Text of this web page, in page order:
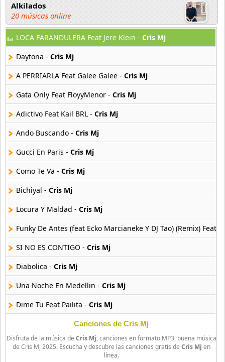
Alkilados
20 músicas online
Andy Boy
42 músicas online
Angel Olmos
9 músicas online
20 músicas online
Anton La Voz De Oro
10 músicas online
Anuel Aa
257 músicas online
Arcangel
416 músicas online
Arcangel Y De La Ghetto
101 músicas online
Arthur
4 músicas online
Asesino
Aspirante
LOCA FARANDULERA Feat Jere Klein - Cris Mj
Daytona - Cris Mj
A PERRIARLA Feat Galee Galee - Cris Mj
Gata Only Feat FloyyMenor - Cris Mj
Adictivo Feat Kail BRL - Cris Mj
Ando Buscando - Cris Mj
Gucci En Paris - Cris Mj
Como Te Va - Cris Mj
Bichiyal - Cris Mj
Locura Y Maldad - Cris Mj
Funky De Antes (feat Ecko Marcianeke Y DJ Tao) (Remix) Feat
SI NO ES CONTIGO - Cris Mj
Diabolica - Cris Mj
Una Noche En Medellin - Cris Mj
Dime Tu Feat Pailita - Cris Mj
CRIS MJ DJ TAO Turreo Sessions 20 Feat DJ Tao -
Como Tu Ninguna (Remix) -Cris Mj
Canciones de Cris Mj
Disfruta de la música de Cris Mj, canciones en formato MP3, buena música
de Cris Mj 2025. Escucha y descubre las canciones gratis de Cris Mj en
línea.